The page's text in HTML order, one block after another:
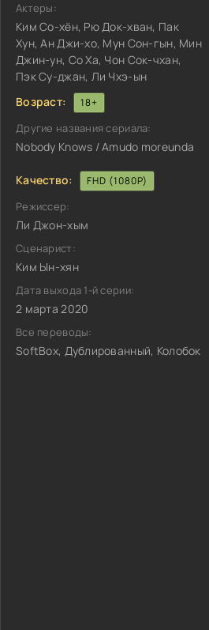
Актеры:
Ким Со-хён, Рю Док-хван, Пак
Хун, Ан Джи-хо, Мун Сон-гын, Мин
Джин-ун, Со Ха, Чон Сок-чхан,
Пэк Су-джан, Ли Чхэ-ын
Возраст:
18+
Другие названия сериала:
Nobody Knows / Amudo moreunda
Качество: FHD (1080P)
Режиссер:
Ли Джон-хым
Сценарист:
Ким Ын-хян
Дата выхода 1-й серии:
2 марта 2020
Все переводы:
SoftBox, Дублированный, Колобок